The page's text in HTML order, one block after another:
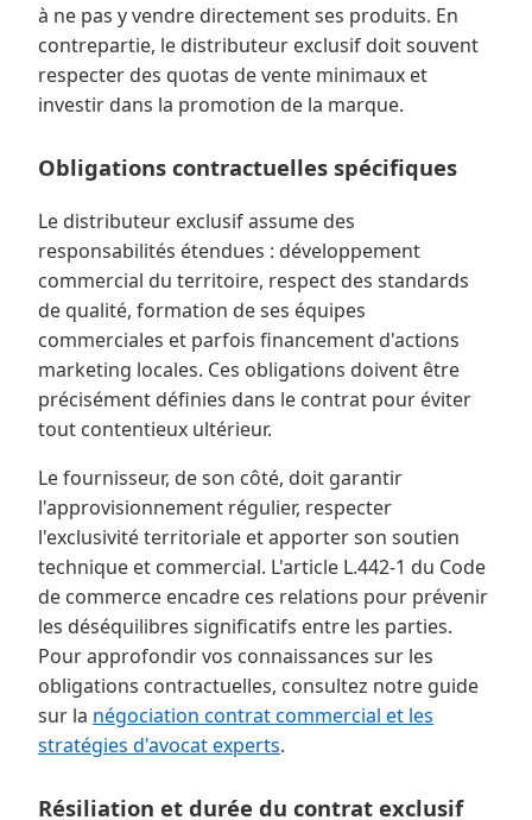
à ne pas y vendre directement ses produits. En
contrepartie, le distributeur exclusif doit souvent
respecter des quotas de vente minimaux et
investir dans la promotion de la marque.
Obligations contractuelles spécifiques
Le distributeur exclusif assume des
responsabilités étendues : développement
commercial du territoire, respect des standards
de qualité, formation de ses équipes
commerciales et parfois financement d'actions
marketing locales. Ces obligations doivent être
précisément définies dans le contrat pour éviter
tout contentieux ultérieur.
Le fournisseur, de son côté, doit garantir
l'approvisionnement régulier, respecter
l'exclusivité territoriale et apporter son soutien
technique et commercial. L'article L.442-1 du Code
de commerce encadre ces relations pour prévenir
les déséquilibres significatifs entre les parties.
Pour approfondir vos connaissances sur les
obligations contractuelles, consultez notre guide
sur la négociation contrat commercial et les
stratégies d'avocat experts.
Résiliation et durée du contrat exclusif